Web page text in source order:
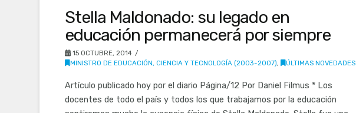
Stella Maldonado: su legado en
educación permanecerá por siempre
15 OCTUBRE, 2014
MINISTRO DE EDUCACIÓN, CIENCIA Y TECNOLOGÍA (2003-2007), ÚLTIMAS NOVEDADES
Artículo publicado hoy por el diario Página/12 Por Daniel Filmus * Los
docentes de todo el país y todos los que trabajamos por la educación